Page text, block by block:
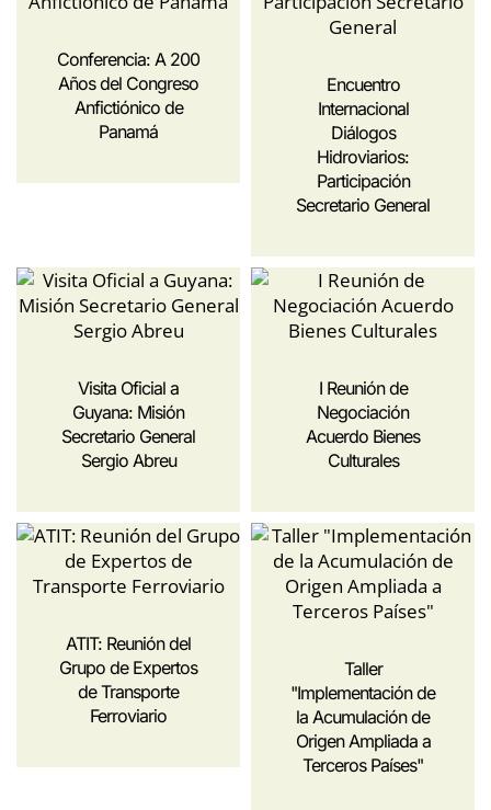
Conferencia: A 200
Años del Congreso
Anfictiónico de
Panamá
Encuentro
Internacional
Diálogos
Hidroviarios:
Participación
Secretario General
Visita Oficial a
Guyana: Misión
Secretario General
Sergio Abreu
I Reunión de
Negociación
Acuerdo Bienes
Culturales
ATIT: Reunión del
Grupo de Expertos
de Transporte
Ferroviario
Taller
"Implementación de
la Acumulación de
Origen Ampliada a
Terceros Países"